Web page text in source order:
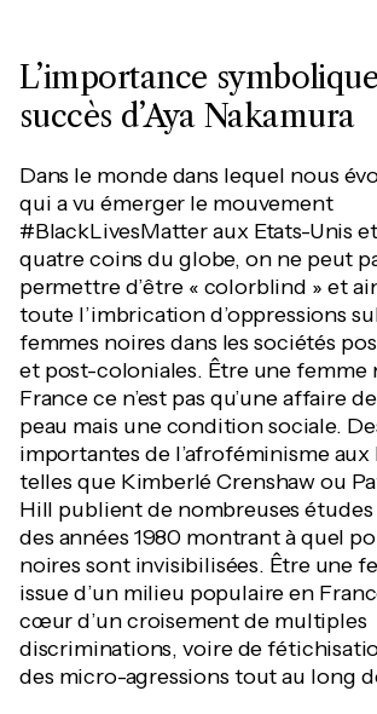
L’importance
succès d’Aya Nakamura
Dans le monde dans lequel nous
qui a vu émerger le mouvement
#BlackLivesMatter aux Etats-Unis et
quatre coins du globe, on ne peut
permettre d’être « colorblind » et
toute l’imbrication d’oppressions
femmes noires dans les sociétés
et post-coloniales. Être une femme
France ce n’est pas qu’une affaire
peau mais une condition sociale.
importantes de l’afroféminisme aux
telles que Kimberlé Crenshaw ou
Hill publient de nombreuses
des années 1980 montrant à quel
noires sont invisibilisées. Être une
issue d’un milieu populaire en
cœur d’un croisement de multiples
discriminations, voire de
des micro-agressions tout au long